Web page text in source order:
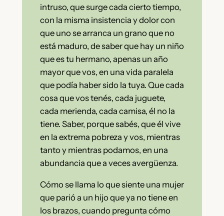
intruso, que surge cada cierto tiempo,
con la misma insistencia y dolor con
que uno se arranca un grano que no
está maduro, de saber que hay un niño
que es tu hermano, apenas un año
mayor que vos, en una vida paralela
que podía haber sido la tuya. Que cada
cosa que vos tenés, cada juguete,
cada merienda, cada camisa, él no la
tiene. Saber, porque sabés, que él vive
en la extrema pobreza y vos, mientras
tanto y mientras podamos, en una
abundancia que a veces avergüenza.
Cómo se llama lo que siente una mujer
que parió a un hijo que ya no tiene en
los brazos, cuando pregunta cómo